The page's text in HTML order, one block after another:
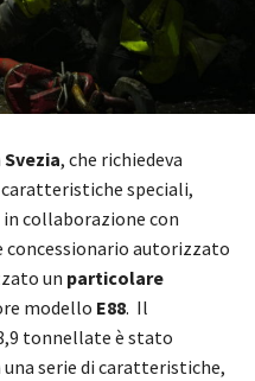
Svezia, che richiedeva
speciali,
in collaborazione con
concessionario autorizzato
un particolare
modello E88. Il
tonnellate è stato
serie di caratteristiche,